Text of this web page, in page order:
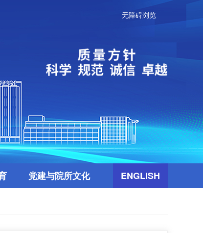
无障碍浏览
党建与院所文化 ENGLISH